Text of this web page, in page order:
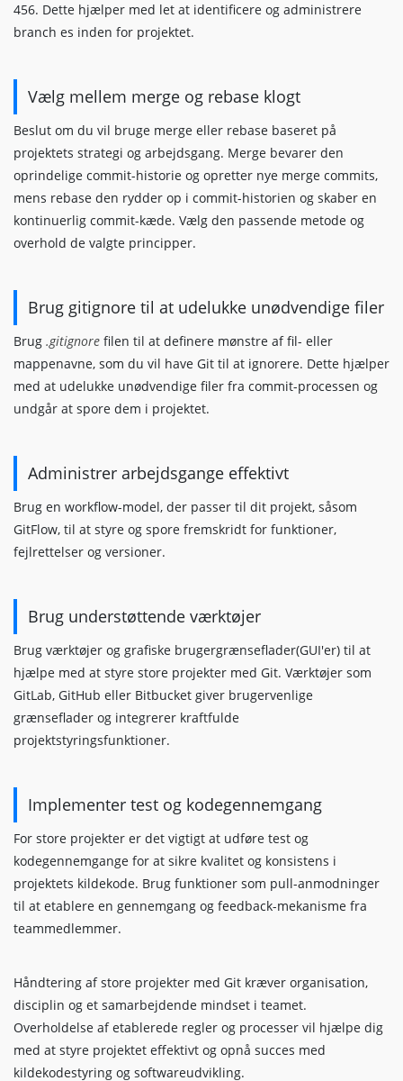
456. Dette hjælper med let at identificere og administrere
branch es inden for projektet.
Vælg mellem merge og rebase klogt
Beslut om du vil bruge merge eller rebase baseret på
projektets strategi og arbejdsgang. Merge bevarer den
oprindelige commit-historie og opretter nye merge commits,
mens rebase den rydder op i commit-historien og skaber en
kontinuerlig commit-kæde. Vælg den passende metode og
overhold de valgte principper.
Brug gitignore til at udelukke unødvendige filer
Brug .gitignore filen til at definere mønstre af fil- eller
mappenavne, som du vil have Git til at ignorere. Dette hjælper
med at udelukke unødvendige filer fra commit-processen og
undgår at spore dem i projektet.
Administrer arbejdsgange effektivt
Brug en workflow-model, der passer til dit projekt, såsom
GitFlow, til at styre og spore fremskridt for funktioner,
fejlrettelser og versioner.
Brug understøttende værktøjer
Brug værktøjer og grafiske brugergrænseflader(GUI'er) til at
hjælpe med at styre store projekter med Git. Værktøjer som
GitLab, GitHub eller Bitbucket giver brugervenlige
grænseflader og integrerer kraftfulde
projektstyringsfunktioner.
Implementer test og kodegennemgang
For store projekter er det vigtigt at udføre test og
kodegennemgange for at sikre kvalitet og konsistens i
projektets kildekode. Brug funktioner som pull-anmodninger
til at etablere en gennemgang og feedback-mekanisme fra
teammedlemmer.
Håndtering af store projekter med Git kræver organisation,
disciplin og et samarbejdende mindset i teamet.
Overholdelse af etablerede regler og processer vil hjælpe dig
med at styre projektet effektivt og opnå succes med
kildekodestyring og softwareudvikling.